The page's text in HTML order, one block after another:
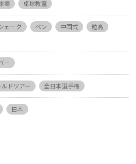
場 卓球教室
ェーク ペン 中国式
粒高
ー
ルドツアー 全日本選手権
日本